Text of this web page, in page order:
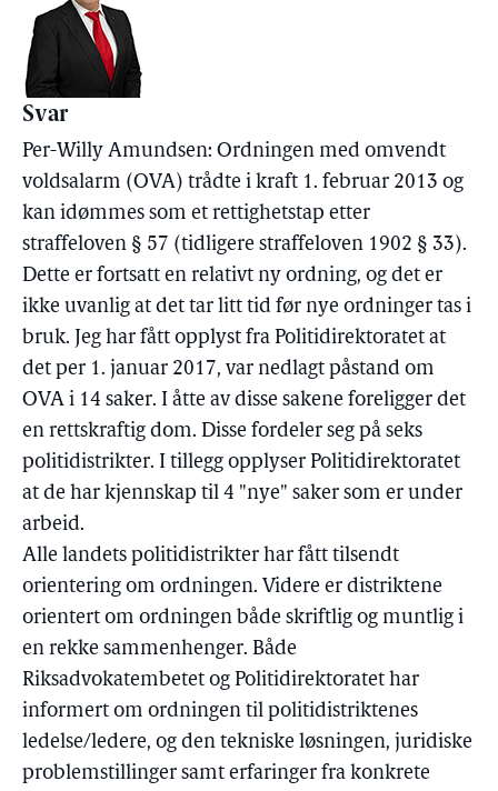
Svar
Per-Willy Amundsen: Ordningen med omvendt
voldsalarm (OVA) trådte i kraft 1. februar 2013 og
kan idømmes som et rettighetstap etter
straffeloven § 57 (tidligere straffeloven 1902 § 33).
Dette er fortsatt en relativt ny ordning, og det er
ikke uvanlig at det tar litt tid før nye ordninger tas i
bruk. Jeg har fått opplyst fra Politidirektoratet at
det per 1. januar 2017, var nedlagt påstand om
OVA i 14 saker. I åtte av disse sakene foreligger det
en rettskraftig dom. Disse fordeler seg på seks
politidistrikter. I tillegg opplyser Politidirektoratet
at de har kjennskap til 4 "nye" saker som er under
arbeid.
Alle landets politidistrikter har fått tilsendt
orientering om ordningen. Videre er distriktene
orientert om ordningen både skriftlig og muntlig i
en rekke sammenhenger. Både
Riksadvokatembetet og Politidirektoratet har
informert om ordningen til politidistriktenes
ledelse/ledere, og den tekniske løsningen, juridiske
problemstillinger samt erfaringer fra konkrete